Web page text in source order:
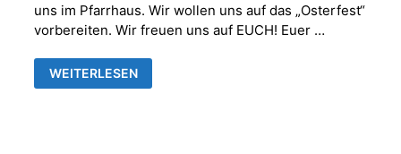
uns im Pfarrhaus. Wir wollen uns auf das „Osterfest“
vorbereiten. Wir freuen uns auf EUCH! Euer …
KOMM
INS
WEITERLESEN